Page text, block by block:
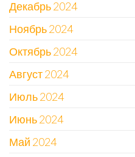
Декабрь 2024
Ноябрь 2024
Октябрь 2024
Август 2024
Июль 2024
Июнь 2024
Май 2024